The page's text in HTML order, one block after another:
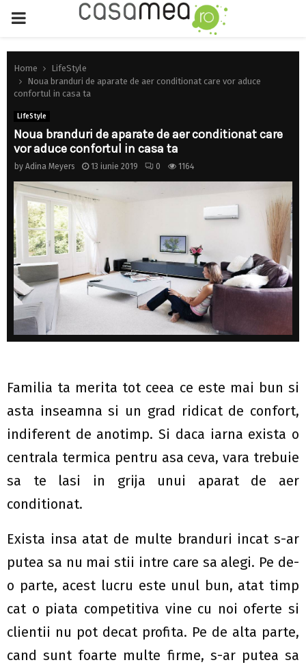
PRIMARY
MENU
Home
LifeStyle
Noua branduri de aparate de aer conditionat care vor aduce
confortul in casa ta
LifeStyle
Noua branduri de aparate de aer conditionat care
vor aduce confortul in casa ta
by Adina Meyers 13 iunie 2019 0 1164
Familia ta merita tot ceea ce este mai bun si
asta inseamna si un grad ridicat de confort,
indiferent de anotimp. Si daca iarna exista o
centrala termica pentru asa ceva, vara trebuie
sa te lasi in grija unui aparat de aer
conditionat.
Exista insa atat de multe branduri incat s-ar
putea sa nu mai stii intre care sa alegi. Pe de-
o parte, acest lucru este unul bun, atat timp
cat o piata competitiva vine cu noi oferte si
clientii nu pot decat profita. Pe de alta parte,
cand sunt foarte multe firme, s-ar putea sa